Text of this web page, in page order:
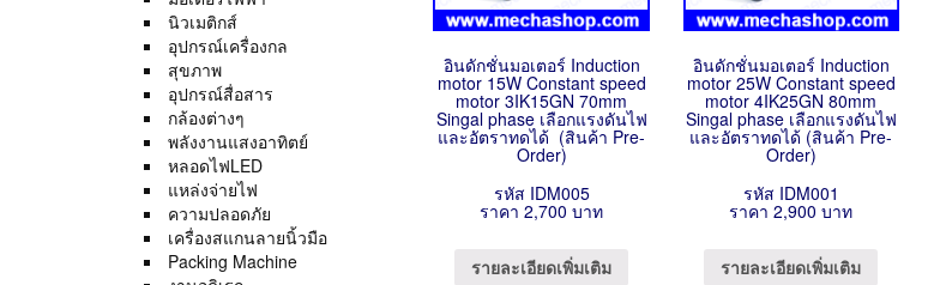
นิวเมติกส์
อุปกรณ์เครื่องกล
สุขภาพ
อุปกรณ์สื่อสาร
กล้องต่างๆ
พลังงานแสงอาทิตย์
หลอดไฟLED
แหล่งจ่ายไฟ
ความปลอดภัย
เครื่องสแกนลายนิ้วมือ
Packing Machine
อินดักชั่นมอเตอร์ Induction
motor 15W Constant speed
motor 3IK15GN 70mm
Singal phase เลือกแรงดันไฟ
และอัตราทดได้ (สินค้า Pre-
Order)
รหัส IDM005
ราคา 2,700 บาท
รายละเอียดเพิ่มเติม
อินดักชั่นมอเตอร์ Induction
motor 25W Constant speed
motor 4IK25GN 80mm
Singal phase เลือกแรงดันไฟ
และอัตราทดได้ (สินค้า Pre-
Order)
รหัส IDM001
ราคา 2,900 บาท
รายละเอียดเพิ่มเติม